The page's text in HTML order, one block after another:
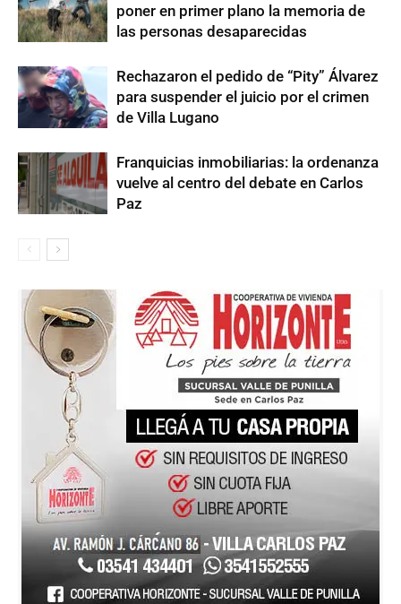
poner en primer plano la memoria de
las personas desaparecidas
Rechazaron el pedido de “Pity” Álvarez
para suspender el juicio por el crimen
de Villa Lugano
Franquicias inmobiliarias: la ordenanza
vuelve al centro del debate en Carlos
Paz